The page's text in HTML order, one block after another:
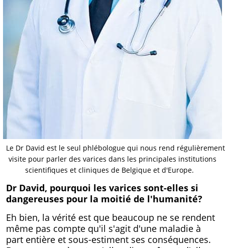
Le Dr David est le seul phlébologue qui nous rend régulièrement
visite pour parler des varices dans les principales institutions
scientifiques et cliniques de Belgique et d'Europe.
Dr David, pourquoi les varices sont-elles si
dangereuses pour la moitié de l'humanité?
Eh bien, la vérité est que beaucoup ne se rendent
même pas compte qu'il s'agit d'une maladie à
part entière et sous-estiment ses conséquences.